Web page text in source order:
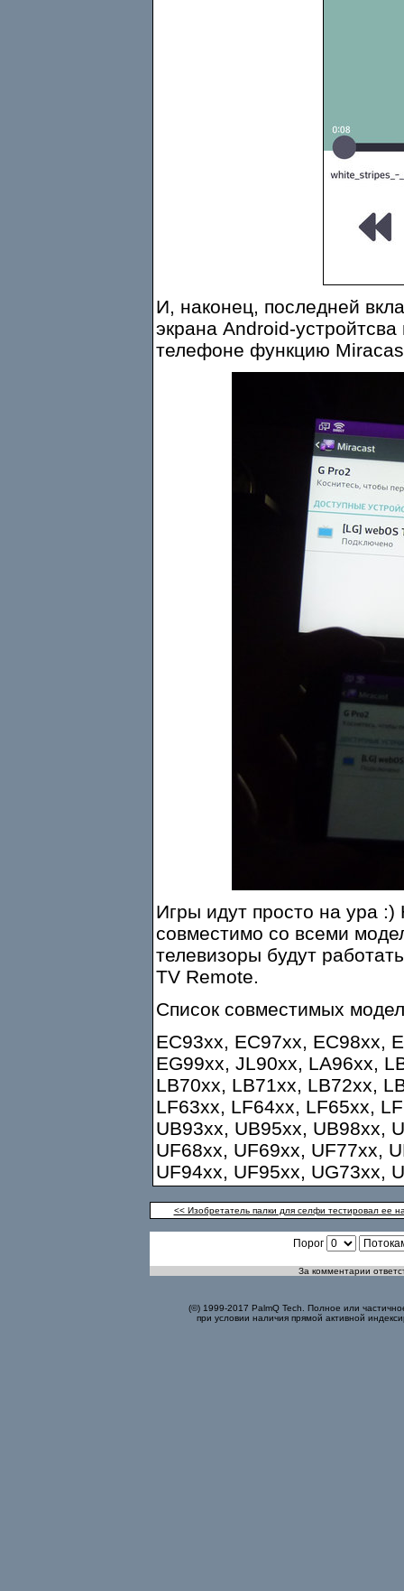
И, наконец, последней
экрана Android-
телефоне функцию
Игры идут просто на ура
совместимо со всеми
телевизоры будут
TV Remote.
Список совместимых
EC93xx, EC97xx, EC98xx,
EG99xx, JL90xx, LA96xx,
LB70xx, LB71xx, LB72xx,
LF63xx, LF64xx, LF65xx,
UB93xx, UB95xx, UB98xx,
UF68xx, UF69xx, UF77xx,
UF94xx, UF95xx, UG73xx,
<< Изобретатель палки для селфи тестировал ее
Порог
За комментарии
(©) 1999-2017 PalmQ Tech. Полное или
при условии наличия прямой активной